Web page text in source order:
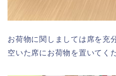
お荷物に関しましては席を充
空いた席にお荷物を置いてく